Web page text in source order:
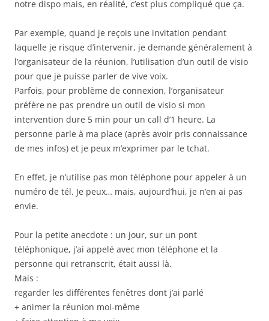
notre dispo mais, en réalité, c’est plus compliqué que ça.
Par exemple, quand je reçois une invitation pendant
laquelle je risque d’intervenir, je demande généralement à
l’organisateur de la réunion, l’utilisation d’un outil de visio
pour que je puisse parler de vive voix.
Parfois, pour problème de connexion, l’organisateur
préfère ne pas prendre un outil de visio si mon
intervention dure 5 min pour un call d’1 heure. La
personne parle à ma place (après avoir pris connaissance
de mes infos) et je peux m’exprimer par le tchat.
En effet, je n’utilise pas mon téléphone pour appeler à un
numéro de tél. Je peux… mais, aujourd’hui, je n’en ai pas
envie.
Pour la petite anecdote : un jour, sur un pont
téléphonique, j’ai appelé avec mon téléphone et la
personne qui retranscrit, était aussi là.
Mais :
regarder les différentes fenêtres dont j’ai parlé
+ animer la réunion moi-même